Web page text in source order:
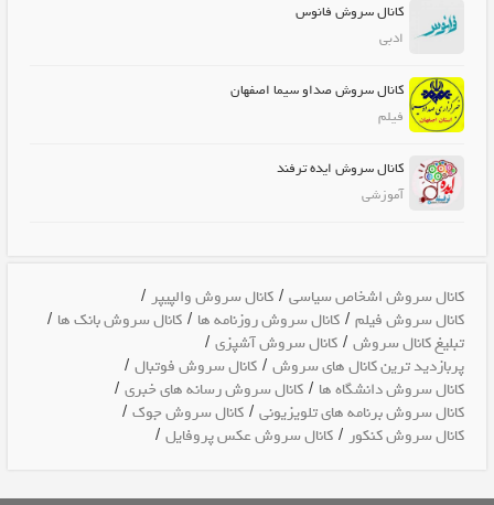
کانال سروش فانوس
ادبی
کانال سروش صداو سیما اصفهان
فیلم
کانال سروش ایده ترفند
آموزشی
کانال سروش اشخاص سیاسی /کانال سروش والپیپر /
کانال سروش فیلم /کانال سروش روزنامه ها /کانال سروش بانک ها /
تبلیغ کانال سروش /کانال سروش آشپزی /
پربازدید ترین کانال های سروش /کانال سروش فوتبال /
کانال سروش دانشگاه ها /کانال سروش رسانه های خبری /
کانال سروش برنامه های تلویزیونی /کانال سروش جوک /
کانال سروش کنکور /کانال سروش عکس پروفایل /